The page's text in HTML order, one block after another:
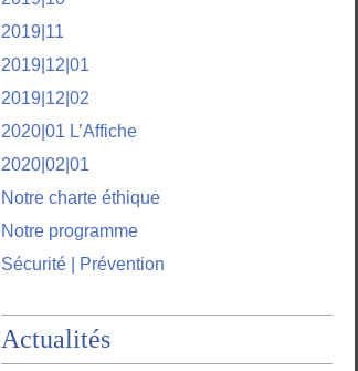
2019|11
2019|12|01
2019|12|02
2020|01 L’Affiche
2020|02|01
Notre charte éthique
Notre programme
Sécurité | Prévention
Actualités